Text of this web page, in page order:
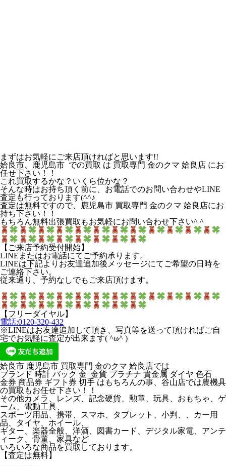
まずはお気軽にご来店頂ければと思います!!
姶良市、鹿児島市 での買取 は 買取専門 金のクマ 姶良店 にお
任せ下さい！！
これ買取するかな？いくら位かな？
そんな時はお持ち頂く前に、お電話でのお問い合わせやLINE
査定も行っております(^^♪
査定は無料ですので、鹿児島市 買取専門 金のクマ 姶良店にお
持ち下さい！！
もちろん無料出張買取もお気軽にお問い合わせ下さい^ ^
【ご来店予約受付開始】
LINEまたはお電話にてご予約承ります。
LINEは下記よりお友達追加後メッセージにてご希望の日時を
ご連絡下さい。
従来通り、予約なしでもご来店頂けます。
【フリーダイヤル】
電話:0120-320-432
※LINEはお友達追加して頂き、写真等を送って頂ければご自
宅でお気軽に査定が出来ます( ^ω^ )
姶良市 鹿児島市 買取専門 金のクマ 姶良店では
ブランド 時計 バック 金 金貨 プラチナ 貴金属 ダイヤ 色石
金券 商品券 ギフト券 切手 はもちろんの事、谷山店では農機具
の買取もお任せ下さい！！
その他カメラ、レンズ、記念硬貨、勲章、玩具、おもちゃ、ゲ
ーム、電動工具、
スポーツ用品、携帯、スマホ、タブレット、小判、、カー用
品、タイヤ、ホイール、
ギター、楽器全般、洋酒、図書カード、デジタル家電、アンテ
ィーク、骨董、家具など
いろいろな商品を買取しております。
【査定は無料】